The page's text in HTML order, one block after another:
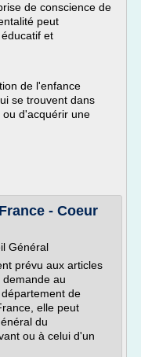
de conscience de
peut
et
de l'enfance
se trouvent dans
d'acquérir une
- Coeur
Général
prévu aux articles
au
de
elle peut
du
ou à celui d'un